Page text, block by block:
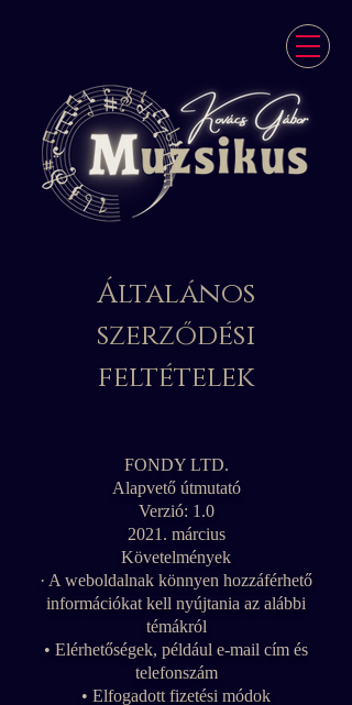
Általános
szerződési
feltételek
FONDY LTD.
Alapvető útmutató
Verzió: 1.0
2021. március
Követelmények
· A weboldalnak könnyen hozzáférhető
információkat kell nyújtania az alábbi
témákról
• Elérhetőségek, például e-mail cím és
telefonszám
• Elfogadott fizetési módok